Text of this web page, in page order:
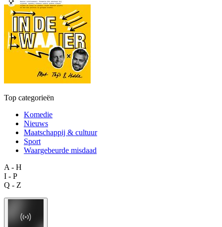
Top categorieën
Komedie
Nieuws
Maatschappij & cultuur
Sport
Waargebeurde misdaad
A - H
I - P
Q - Z